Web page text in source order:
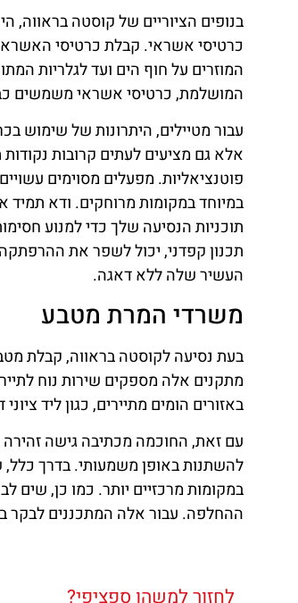
בנופים הציוריים של קוסטה בראווה,
כרטיסי אשראי. קבלת כרטיסי
המוזרים על חוף הים ועד לגלריות
המושלמת, כרטיסי אשראי משמשים
עבור מטיילים, היתרונות של שימוש
אלא גם מציעים לעתים קרובות נקודות
פוטנציאליות. מפעלים מסוימים
במיוחד במקומות מרוחקים. ודא
תוכניות הנסיעה שלך כדי למנוע
תכנון קפדני, יכול לשפר את
העשיר שלה ללא דאגה.
משרדי המרת מטבע
בעת נסיעה לקוסטה בראווה, קבלת
מתקנים אלה מספקים שירות נוח
באזורים הומים מתיירים, כגון ליד
עם זאת, החוכמה מכתיבה גישה
להשתנות באופן משמעותי. בדרך כלל,
במקומות מרכזיים יותר. כמו כן, שים
ההחלפה. עבור אלה המתכננים לבקר
לחזור למשהו ספציפי?